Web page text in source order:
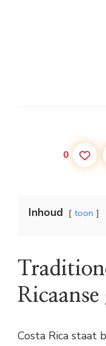
0
Inhoud toon
Ricaanse
Costa Rica staat